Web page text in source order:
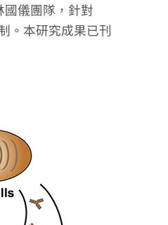
儀團隊，針對
。本研究成果已刊